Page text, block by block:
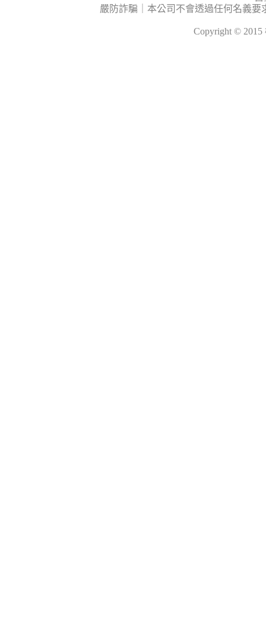
嚴防詐騙｜本公司不會透過任何名義
Copyright ©